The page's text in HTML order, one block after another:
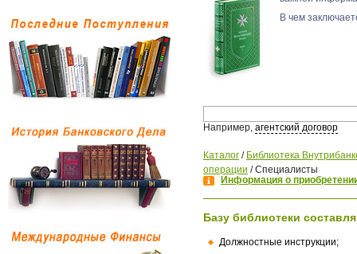
В чем
Например, агентский договор
Каталог / Библиотека
операции /Специалисты
Информация о
Базу библиотеки
Должностные инструкции;